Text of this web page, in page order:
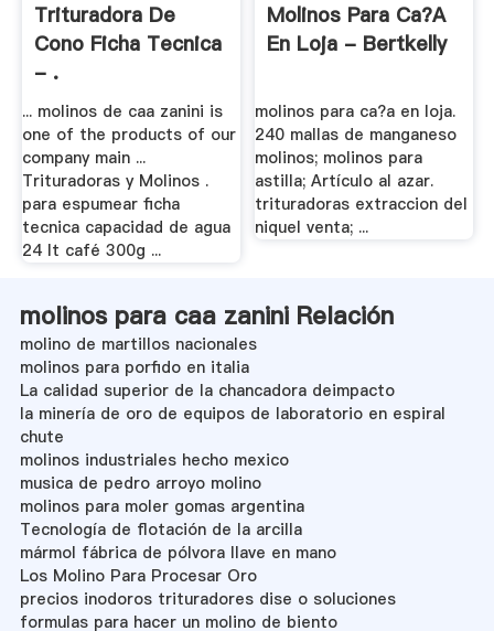
Trituradora De
Cono Ficha Tecnica
- .
... molinos de caa zanini is
one of the products of our
company main ...
Trituradoras y Molinos .
para espumear ficha
tecnica capacidad de agua
24 lt café 300g ...
Molinos Para Ca?a
En Loja - Bertkelly
molinos para ca?a en loja.
240 mallas de manganeso
molinos; molinos para
astilla; Artículo al azar.
trituradoras extraccion del
niquel venta; ...
molinos para caa zanini Relación
molino de martillos nacionales
molinos para porfido en italia
La calidad superior de la chancadora deimpacto
la minería de oro de equipos de laboratorio en espiral
chute
molinos industriales hecho mexico
musica de pedro arroyo molino
molinos para moler gomas argentina
Tecnología de flotación de la arcilla
mármol fábrica de pólvora llave en mano
Los Molino Para Procesar Oro
precios inodoros trituradores dise o soluciones
formulas para hacer un molino de biento